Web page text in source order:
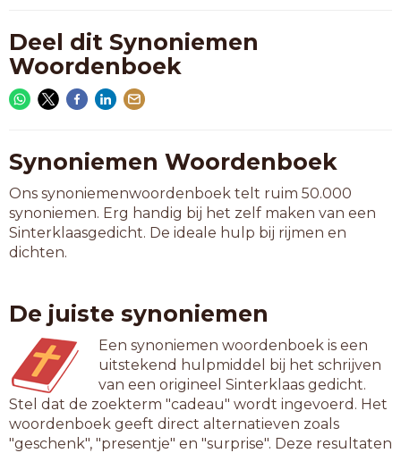
Deel dit Synoniemen
Woordenboek
Synoniemen Woordenboek
Ons synoniemenwoordenboek telt ruim 50.000
synoniemen. Erg handig bij het zelf maken van een
Sinterklaasgedicht. De ideale hulp bij rijmen en
dichten.
De juiste synoniemen
Een synoniemen woordenboek is een
uitstekend hulpmiddel bij het schrijven
van een origineel Sinterklaas gedicht.
Stel dat de zoekterm "cadeau" wordt ingevoerd. Het
woordenboek geeft direct alternatieven zoals
"geschenk", "presentje" en "surprise". Deze resultaten